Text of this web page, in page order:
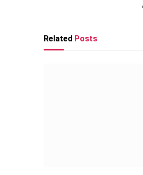
Related Posts